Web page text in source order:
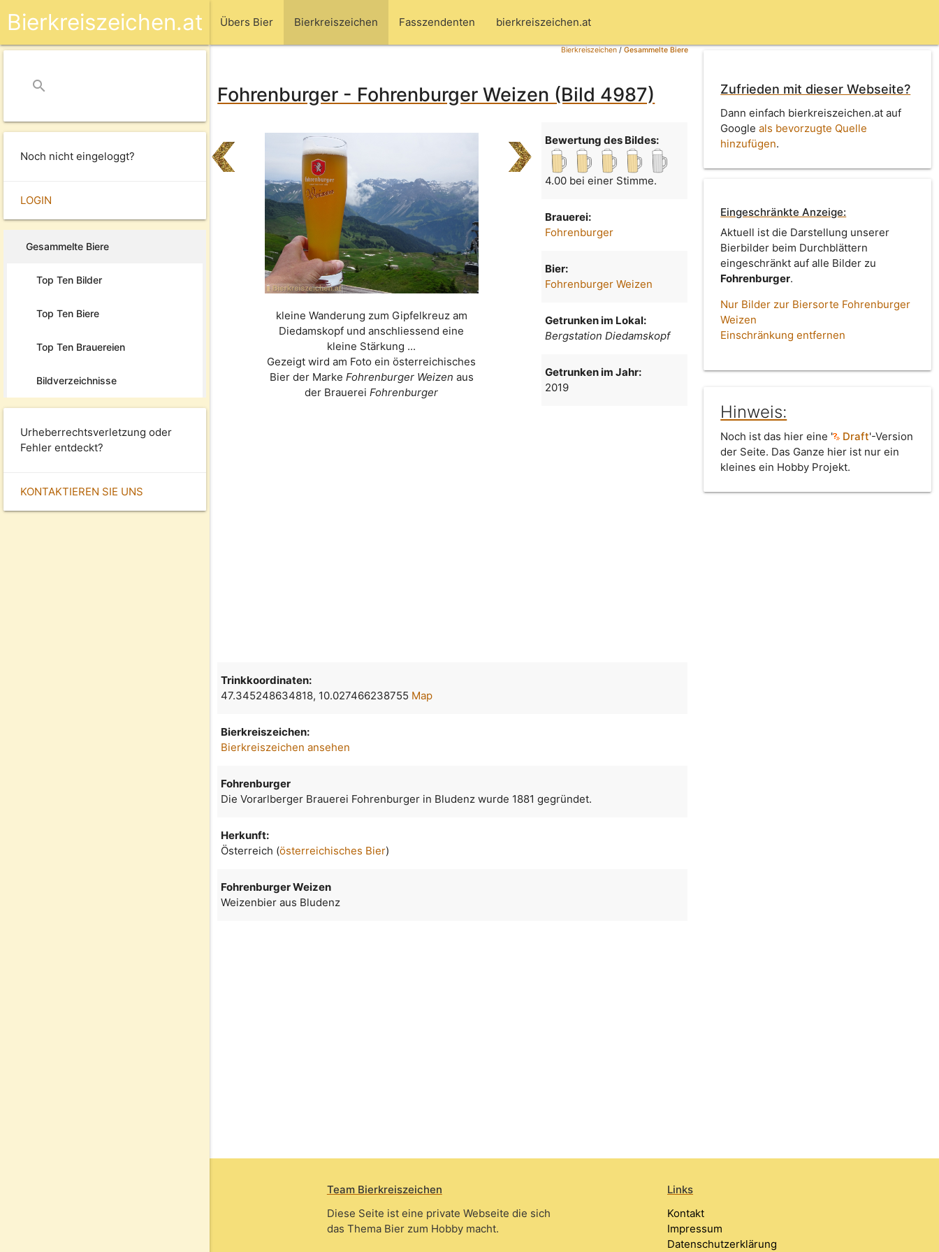
Übers Bier Bierkreiszeichen Fasszendenten bierkreiszeichen.at
Bierkreiszeichen.at
search
Noch nicht eingeloggt?
LOGIN
Gesammelte Biere
Top Ten Bilder
Top Ten Biere
Top Ten Brauereien
Bildverzeichnisse
Urheberrechtsverletzung oder
Fehler entdeckt?
KONTAKTIEREN SIE UNS
Bierkreiszeichen/Gesammelte Biere
Fohrenburger - Fohrenburger Weizen (Bild 4987)
kleine Wanderung zum Gipfelkreuz am
Diedamskopf und anschliessend eine
kleine Stärkung ...
Gezeigt wird am Foto ein österreichisches
Bier der Marke Fohrenburger Weizen aus
der BrauereiFohrenburger
Bewertung des Bildes:
4.00 bei einer Stimme.
Brauerei:
Fohrenburger
Bier:
Fohrenburger Weizen
Getrunken im Lokal:
Bergstation Diedamskopf
Getrunken im Jahr:
2019
Zufrieden mit dieser Webseite?
Dann einfach bierkreiszeichen.at auf
Googleals bevorzugte Quelle
hinzufügen.
Eingeschränkte Anzeige:
Aktuell ist die Darstellung unserer
Bierbilder beim Durchblättern
eingeschränkt auf alle Bilder zu
Fohrenburger.
Nur Bilder zur Biersorte Fohrenburger
Weizen
Einschränkung entfernen
Hinweis:
Noch ist das hier eine ' Draft'-Version
der Seite. Das Ganze hier ist nur ein
kleines ein Hobby Projekt.
Trinkkoordinaten:
47.345248634818, 10.027466238755 Map
Bierkreiszeichen:
Bierkreiszeichen ansehen
Fohrenburger
Die Vorarlberger Brauerei Fohrenburger in Bludenz wurde 1881 gegründet.
Herkunft:
Österreich (österreichisches Bier)
Fohrenburger Weizen
Weizenbier aus Bludenz
Team Bierkreiszeichen
Diese Seite ist eine private Webseite die sich
das Thema Bier zum Hobby macht.
Links
Kontakt
Impressum
Datenschutzerklärung